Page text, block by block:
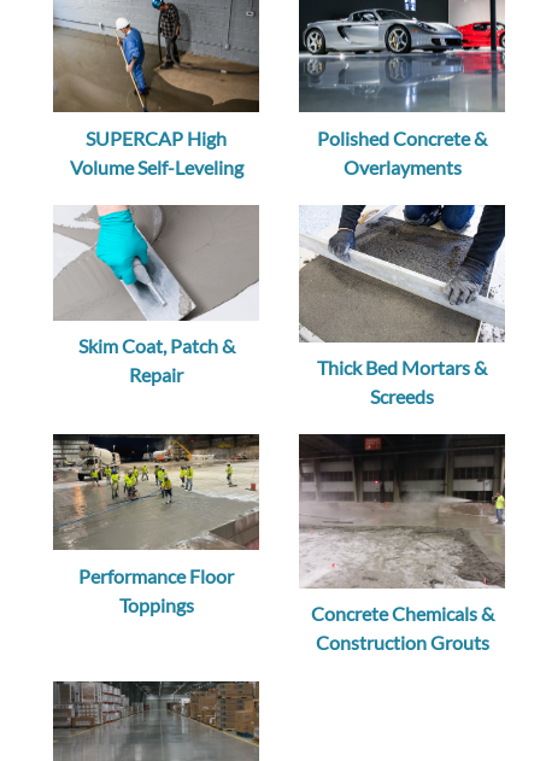
SUPERCAP High
Volume Self-Leveling
Polished Concrete &
Overlayments
Skim Coat, Patch &
Repair
Thick Bed Mortars &
Screeds
Performance Floor
Toppings
Concrete Chemicals &
Construction Grouts